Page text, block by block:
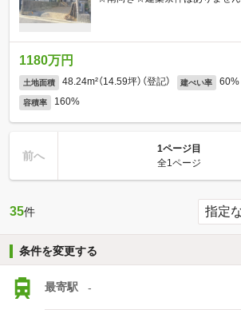
1180万円
土地面積 48.24m²（14.59坪）（登記） 建ぺい率 60%
容積率 160%
前へ
1ページ目
全1ページ
35件
条件を変更する
最寄駅 -